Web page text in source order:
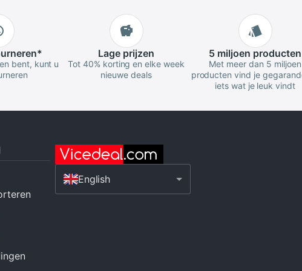
*
bent, kunt u
Lage prijzen
Tot 40% korting en elke week
nieuwe deals
5 miljoen producten
Met meer dan 5 miljoen
producten vind je
iets wat je leuk vindt
English